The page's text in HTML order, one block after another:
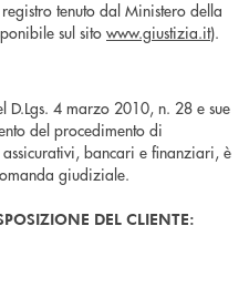
tenuto dal Ministero della
sul sitowww.giustizia.it).
D.Lgs. 4 marzo 2010, n. 28 e sue
del procedimento di
bancari e finanziari, è
giudiziale.
DEL CLIENTE: